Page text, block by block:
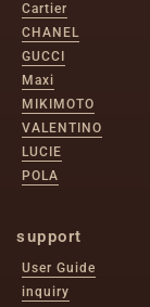
Cartier
CHANEL
GUCCI
Maxi
MIKIMOTO
VALENTINO
LUCIE
POLA
support
User Guide
inquiry